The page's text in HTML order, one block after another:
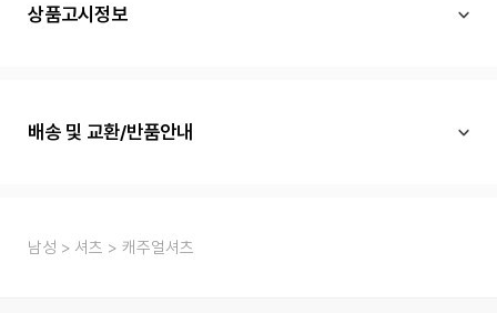
상품고시정보
배송 및 교환/반품안내
남성 셔츠 캐주얼셔츠